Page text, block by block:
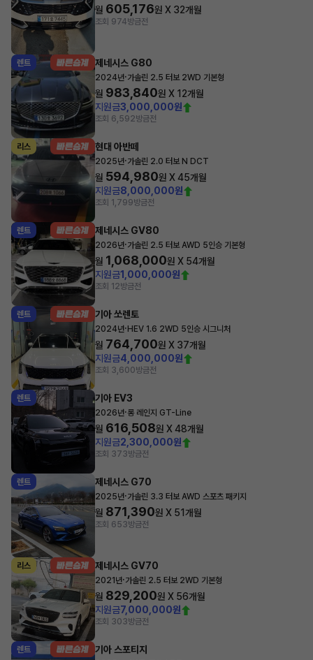
월 605,176원 X 32개월
조회 974방금전
렌트 제네시스 G80
2024년·가솔린 2.5 터보 2WD 기본형
월 983,840원 X 12개월
지원금3,000,000원
조회 6,592방금전
리스 현대 아반떼
2025년·가솔린 2.0 터보 N DCT
월 594,980원 X45개월
지원금8,000,000원
조회 1,799방금전
렌트 제네시스 GV80
2026년·가솔린 2.5 터보 AWD 5인승 기본형
월 1,068,000원 X 54개월
지원금1,000,000원
조회 12방금전
렌트 기아 쏘렌토
2024년· HEV 1.6 2WD 5인승 시그니처
월 764,700원 X 37개월
지원금4,000,000원
조회 3,600방금전
렌트 기아 EV3
2026년·롱 레인지 GT-Line
월 616,508원 X48개월
지원금2,300,000원
조회 373방금전
렌트 제네시스 G70
2025년·가솔린 3.3 터보 AWD 스포츠 패키지
월 871,390원 X 51개월
조회 653방금전
리스 제네시스 GV70
2021년·가솔린 2.5 터보 2WD 기본형
월 829,200원 X 56개월
지원금7,000,000원
조회 303방금전
렌트 기아 스포티지